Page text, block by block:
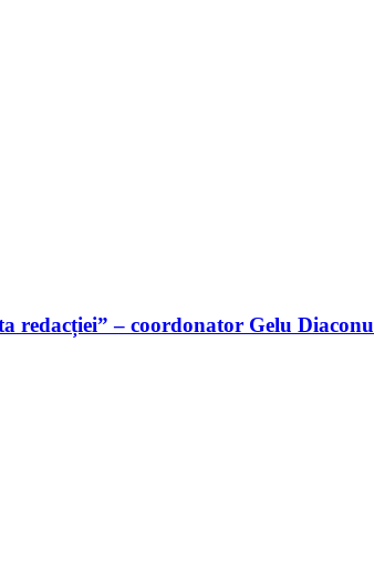
redacției” – coordonator Gelu Diaconu